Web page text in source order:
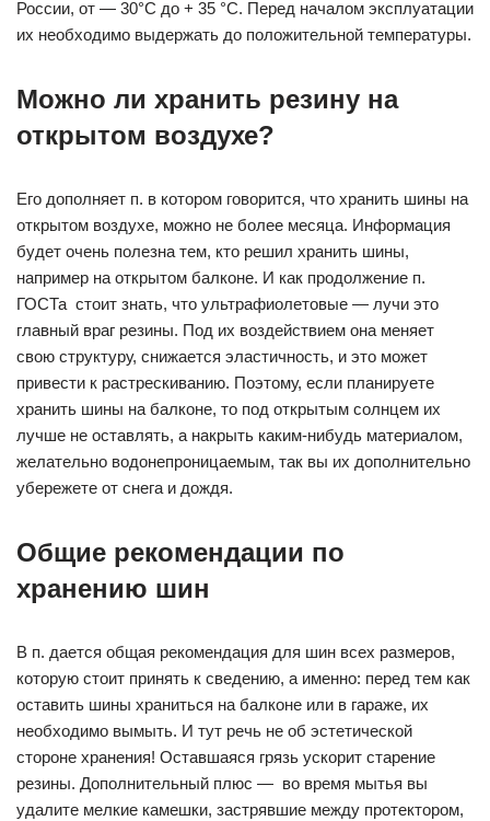
России, от — 30°С до + 35 °С. Перед началом эксплуатации
их необходимо выдержать до положительной температуры.
Можно ли хранить резину на
открытом воздухе?
Его дополняет п. в котором говорится, что хранить шины на
открытом воздухе, можно не более месяца. Информация
будет очень полезна тем, кто решил хранить шины,
например на открытом балконе. И как продолжение п.
ГОСТа стоит знать, что ультрафиолетовые — лучи это
главный враг резины. Под их воздействием она меняет
свою структуру, снижается эластичность, и это может
привести к растрескиванию. Поэтому, если планируете
хранить шины на балконе, то под открытым солнцем их
лучше не оставлять, а накрыть каким-нибудь материалом,
желательно водонепроницаемым, так вы их дополнительно
убережете от снега и дождя.
Общие рекомендации по
хранению шин
В п. дается общая рекомендация для шин всех размеров,
которую стоит принять к сведению, а именно: перед тем как
оставить шины храниться на балконе или в гараже, их
необходимо вымыть. И тут речь не об эстетической
стороне хранения! Оставшаяся грязь ускорит старение
резины. Дополнительный плюс — во время мытья вы
удалите мелкие камешки, застрявшие между протектором,